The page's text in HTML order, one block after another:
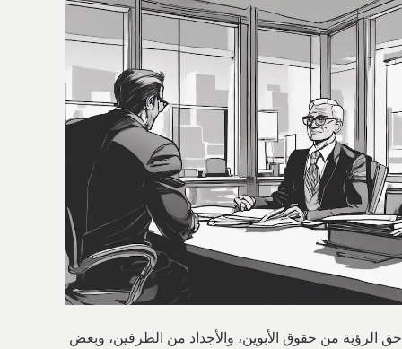
حق الرؤية من حقوق الأبوين، والأجداد من الطرفين، وبعض